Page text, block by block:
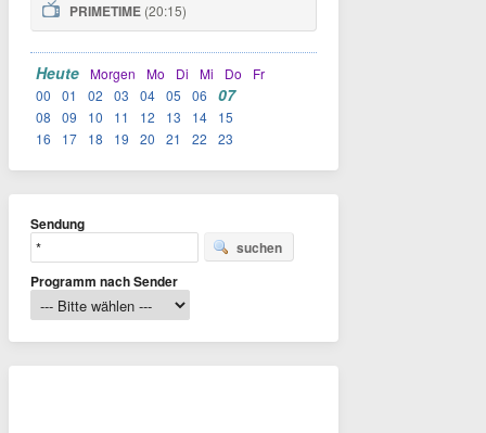
PRIMETIME (20:15)
Heute Morgen Mo Di Mi Do
Fr
00
01 02 03 04 05 06 07
08 09 10 11 12 13 14
15
16
17 18 19 20 21 22 23
Sendung
suchen
Programm nach Sender